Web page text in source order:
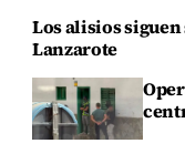
Los alisios
Lanzarote